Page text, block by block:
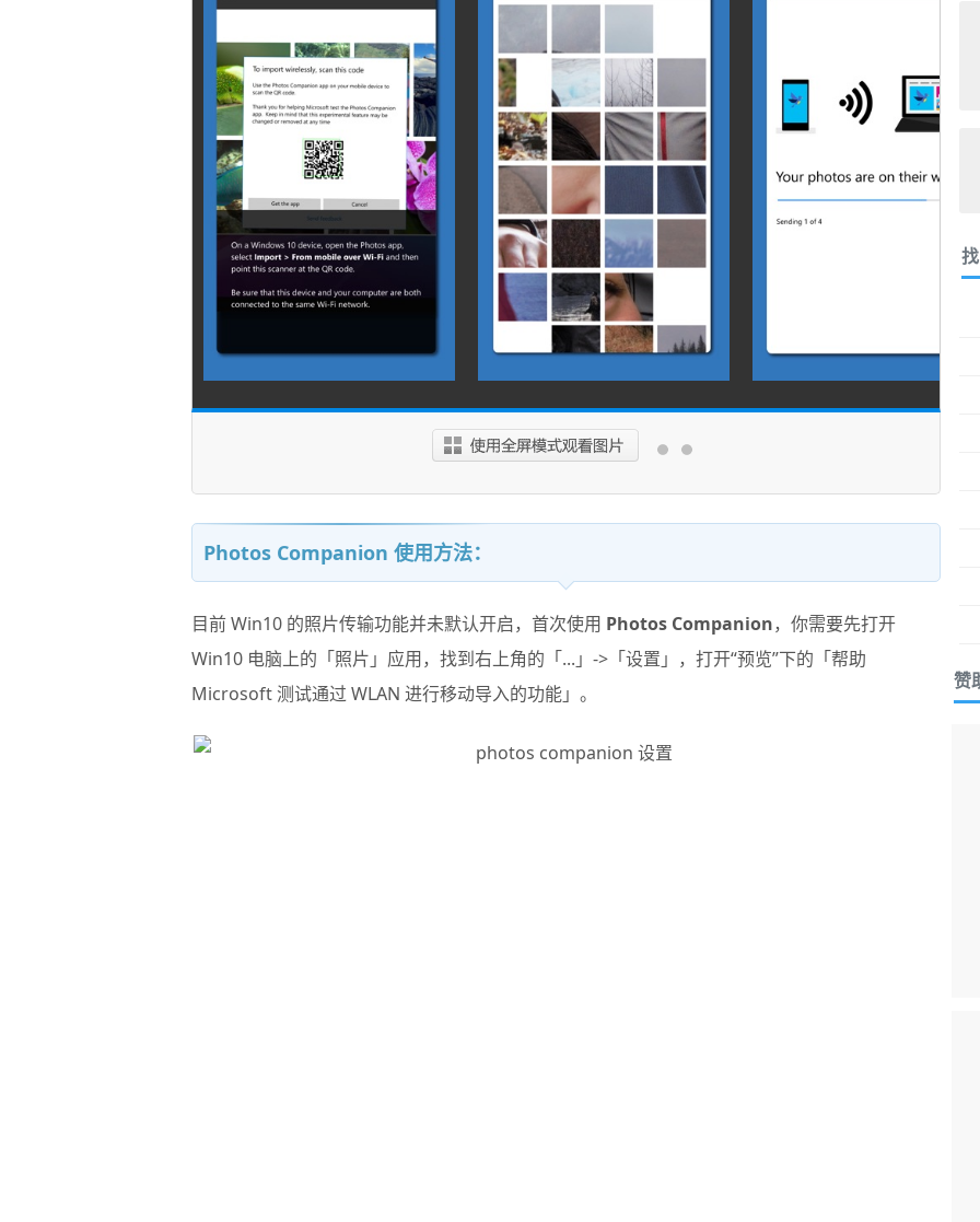
Photos Companion 使用方法：
目前 Win10 的照片传输功能并未默认开启，首次使用 Photos Companion，你需要先打开
Win10 电脑上的「照片」应用，找到右上角的「...」->「设置」，打开“预览”下的「帮助
Microsoft 测试通过 WLAN 进行移动导入的功能」。
赞